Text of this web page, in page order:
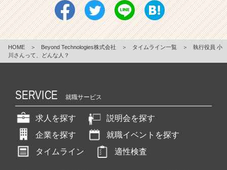
HOME ＞ Beyond Technologies株式会社 ＞ タイムライン一覧 ＞
執行役員 小
川さんって、どんな人？
SERVICE 就職サービス
求人を探す
説明会を探す
企業を探す
就職イベントを探す
タイムライン
適性検査